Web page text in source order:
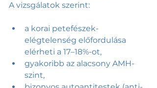
A vizsgálatok szerint:
a korai petefészek-
elégtelenség előfordulása
elérheti a 17–18%-ot,
gyakoribb az alacsony AMH-
szint,